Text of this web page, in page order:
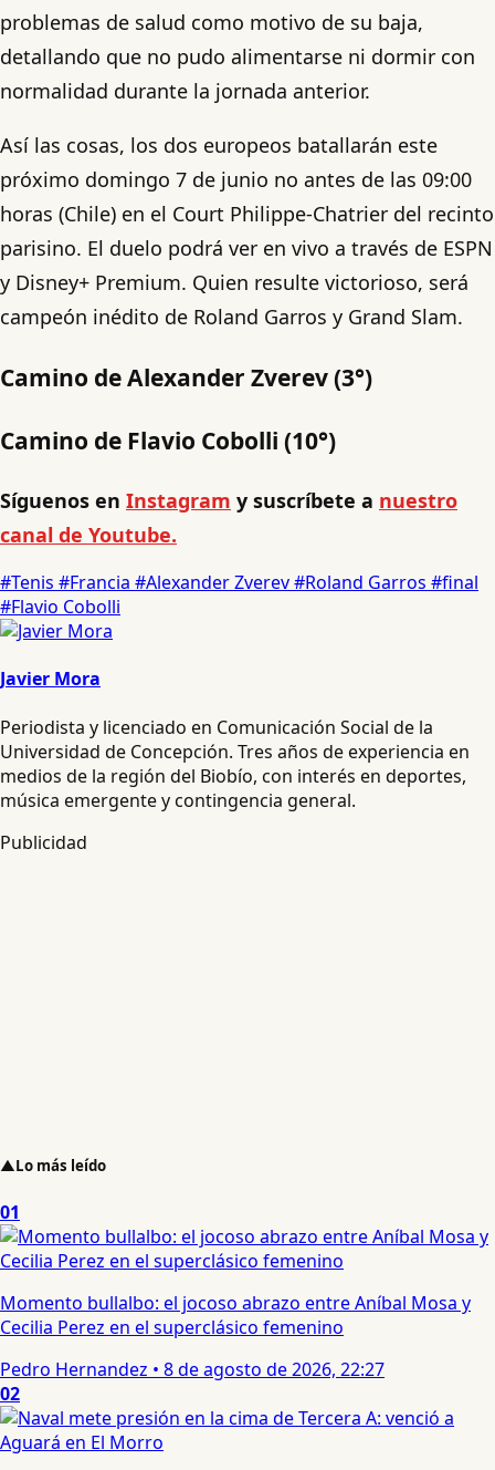
problemas de salud como motivo de su baja,
detallando que no pudo alimentarse ni dormir con
normalidad durante la jornada anterior.
Así las cosas, los dos europeos batallarán este
próximo domingo 7 de junio no antes de las 09:00
horas (Chile) en el Court Philippe-Chatrier del recinto
parisino. El duelo podrá ver en vivo a través de ESPN
y Disney+ Premium. Quien resulte victorioso, será
campeón inédito de Roland Garros y Grand Slam.
Camino de Alexander Zverev (3°)
Camino de Flavio Cobolli (10°)
Síguenos en Instagram y suscríbete a nuestro
canal de Youtube.
#Tenis #Francia #Alexander Zverev#Roland Garros #final
#Flavio Cobolli
Javier Mora
Periodista y licenciado en Comunicación Social de la
Universidad de Concepción. Tres años de experiencia en
medios de la región del Biobío, con interés en deportes,
música emergente y contingencia general.
Publicidad
▲Lo más leído
01
Momento bullalbo: el jocoso abrazo entre Aníbal Mosa y
Cecilia Perez en el superclásico femenino
Pedro Hernandez • 8 de agosto de 2026, 22:27
02